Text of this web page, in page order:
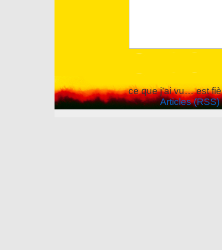
ce que j’ai vu… est
Articles (RSS)